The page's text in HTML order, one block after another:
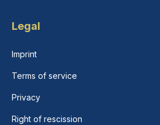
Legal
Imprint
Terms of service
Privacy
Right of rescission